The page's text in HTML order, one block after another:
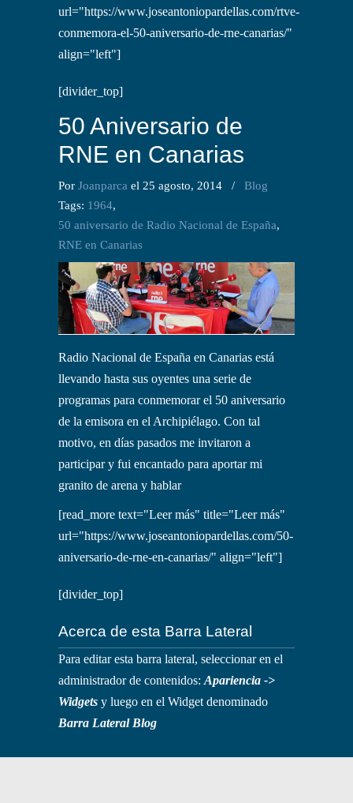
url="https://www.joseantoniopardellas.com/rtve-
conmemora-el-50-aniversario-de-rne-canarias/"
align="left"]
[divider_top]
50 Aniversario de
RNE en Canarias
Por Joanparca el 25 agosto, 2014 /
Blog
Tags: 1964,
50 aniversario de Radio Nacional de España,
RNE en Canarias
Radio Nacional de España en Canarias está
llevando hasta sus oyentes una serie de
programas para conmemorar el 50 aniversario
de la emisora en el Archipiélago. Con tal
motivo, en días pasados me invitaron a
participar y fui encantado para aportar mi
granito de arena y hablar
[read_more text="Leer más" title="Leer más"
url="https://www.joseantoniopardellas.com/50-
aniversario-de-rne-en-canarias/" align="left"]
[divider_top]
Acerca de esta Barra Lateral
Para editar esta barra lateral, seleccionar en el
administrador de contenidos: Apariencia ->
Widgets y luego en el Widget denominado
Barra Lateral Blog